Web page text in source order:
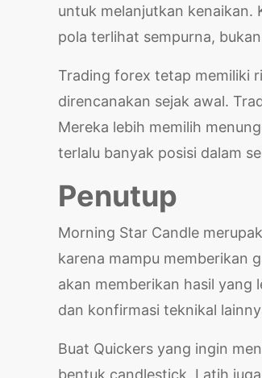
untuk melanjutkan kenaikan.
pola terlihat sempurna,
Trading forex tetap memiliki
direncanakan sejak awal.
Mereka lebih memilih
terlalu banyak posisi dalam
Penutup
Morning Star Candle
karena mampu memberikan
akan memberikan hasil yang
dan konfirmasi teknikal
Buat Quickers yang ingin
bentuk candlestick. Latih